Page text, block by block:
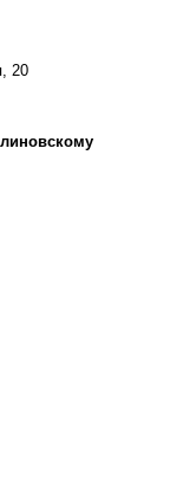
20